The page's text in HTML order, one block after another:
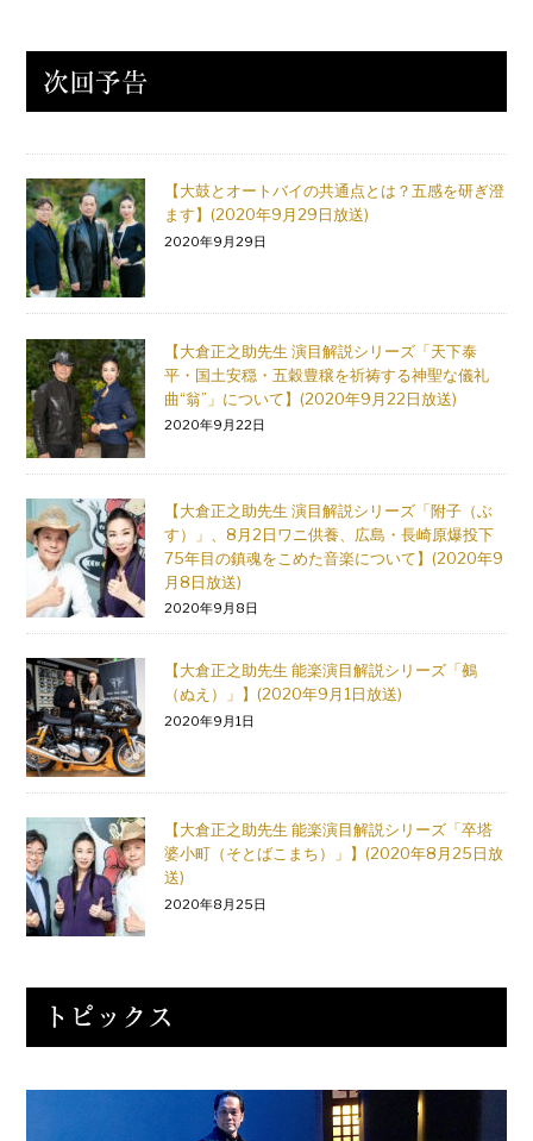
【大鼓とオートバイの共通点とは？五感を研ぎ澄
ます】(2020年9月29日放送)
2020年9月29日
【大倉正之助先生 演目解説シリーズ「天下泰
平・国土安穏・五穀豊穣を祈祷する神聖な儀礼
曲“翁”」について】(2020年9月22日放送)
2020年9月22日
【大倉正之助先生 演目解説シリーズ「附子（ぶ
す）」、8月2日ワニ供養、広島・長崎原爆投下
75年目の鎮魂をこめた音楽について】(2020年9
月8日放送)
2020年9月8日
【大倉正之助先生 能楽演目解説シリーズ「鵺
（ぬえ）」】(2020年9月1日放送)
2020年9月1日
【大倉正之助先生 能楽演目解説シリーズ「卒塔
婆小町（そとばこまち）」】(2020年8月25日放
送)
2020年8月25日